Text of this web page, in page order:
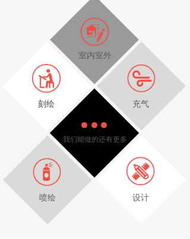
室内室外
刻绘 充气
我们能做的还有更多
喷绘 设计